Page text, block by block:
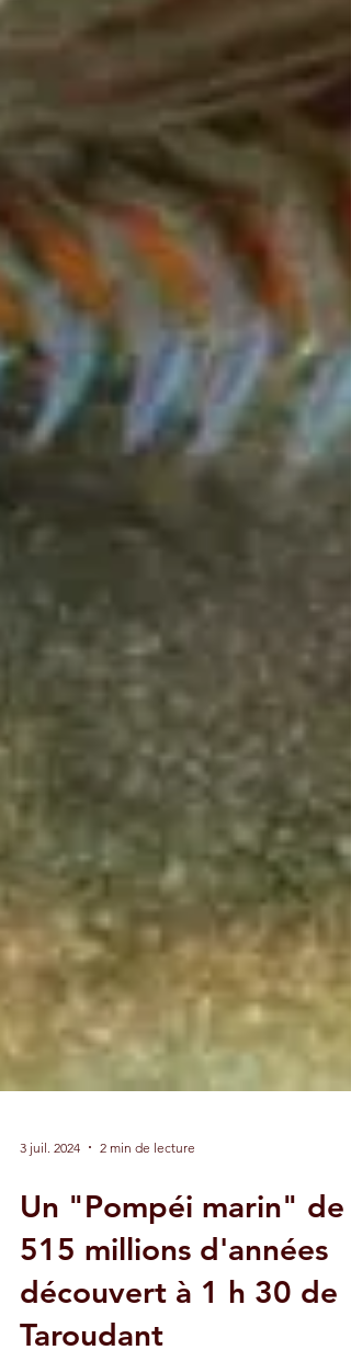
Un "Pompéi marin" de
515 millions d'années
découvert à 1 h 30 de